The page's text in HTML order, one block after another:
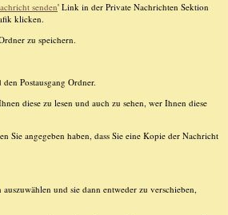
senden' Link in der Private Nachrichten Sektion
klicken.
zu speichern.
Postausgang Ordner.
diese zu lesen und auch zu sehen, wer Ihnen diese
Sie angegeben haben, dass Sie eine Kopie der Nachricht
und sie dann entweder zu verschieben,